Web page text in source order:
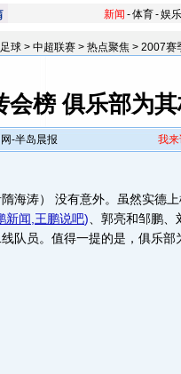
新闻 -体育-娱乐
球 > 中超联赛 > 热点聚焦 > 2007赛
会榜 俱乐部为
-半岛晨报 我来
涛） 没有意外。虽然实德上
新闻 王鹏说吧) 、郭亮和邹鹏
队员。值得一提的是，俱乐